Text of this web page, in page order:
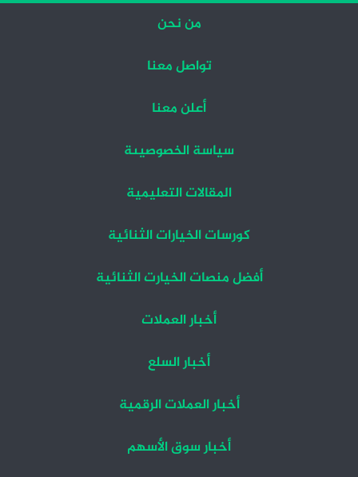
من نحن
تواصل معنا
أعلن معنا
سياسة الخصوصيىة
المقالات التعليمية
كورسات الخيارات الثنائية
أفضل منصات الخيارت الثنائية
أخبار العملات
أخبار السلع
أخبار العملات الرقمية
أخبار سوق الأسهم